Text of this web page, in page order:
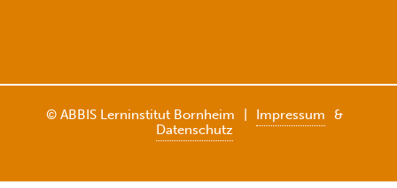
© ABBIS Lerninstitut Bornheim Impressum
&
Datenschutz